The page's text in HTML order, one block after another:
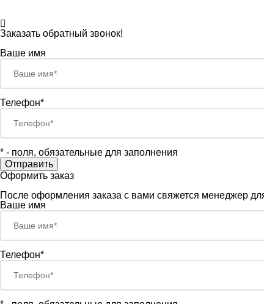
Заказать обратный звонок!
Ваше имя
Телефон*
* - поля, обязательные для заполнения
Оформить заказ
После оформления заказа с вами свяжется менеджер
Ваше имя
Телефон*